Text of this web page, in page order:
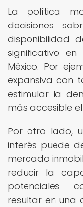
La política
decisiones
disponibilidad
significativo
México. Por
expansiva con
estimular la
más accesible
Por otro lado,
interés puede
mercado
reducir la
potenciales
resultar en una